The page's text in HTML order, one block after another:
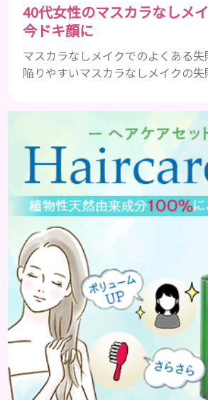
40代女性のマスカラなしメ
今ドキ顔に
マスカラなしメイクでのよくある
陥りやすいマスカラなしメイクの
やけて見える ②アイシャドウやアイ
りがち ③ファンデーションの粗が
える ①アイメイクにメリハリがな
いつものメイクにただマスカラを
メリハリがなく腑抜けた印象になり
らず、ぼやけて見...